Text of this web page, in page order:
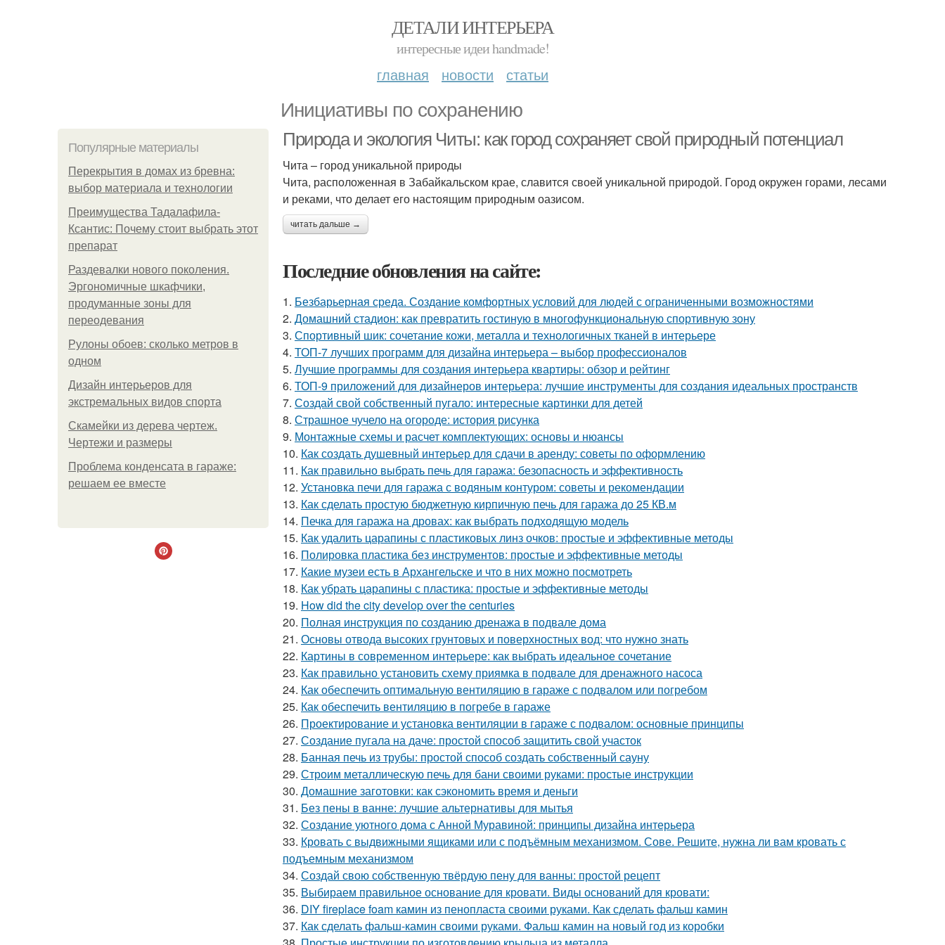
ДЕТАЛИ ИНТЕРЬЕРА
интересные идеи handmade!
главная новости статьи
Инициативы по сохранению
Популярные материалы
Перекрытия в домах из бревна:
выбор материала и технологии
Преимущества Тадалафила-
Ксантис: Почему стоит выбрать этот
препарат
Раздевалки нового поколения.
Эргономичные шкафчики,
продуманные зоны для
переодевания
Рулоны обоев: сколько метров в
одном
Дизайн интерьеров для
экстремальных видов спорта
Скамейки из дерева чертеж.
Чертежи и размеры
Проблема конденсата в гараже:
решаем ее вместе
Природа и экология Читы: как город сохраняет свой природный потенциал
Чита – город уникальной природы
Чита, расположенная в Забайкальском крае, славится своей уникальной природой. Город окружен горами, лесами
и реками, что делает его настоящим природным оазисом.
читать дальше →
Последние обновления на сайте:
1. Безбарьерная среда. Создание комфортных условий для людей с ограниченными возможностями
2. Домашний стадион: как превратить гостиную в многофункциональную спортивную зону
3. Спортивный шик: сочетание кожи, металла и технологичных тканей в интерьере
4. ТОП-7 лучших программ для дизайна интерьера – выбор профессионалов
5. Лучшие программы для создания интерьера квартиры: обзор и рейтинг
6. ТОП-9 приложений для дизайнеров интерьера: лучшие инструменты для создания идеальных пространств
7. Создай свой собственный пугало: интересные картинки для детей
8. Страшное чучело на огороде: история рисунка
9. Монтажные схемы и расчет комплектующих: основы и нюансы
10. Как создать душевный интерьер для сдачи в аренду: советы по оформлению
11. Как правильно выбрать печь для гаража: безопасность и эффективность
12. Установка печи для гаража с водяным контуром: советы и рекомендации
13. Как сделать простую бюджетную кирпичную печь для гаража до 25 КВ.м
14. Печка для гаража на дровах: как выбрать подходящую модель
15. Как удалить царапины с пластиковых линз очков: простые и эффективные методы
16. Полировка пластика без инструментов: простые и эффективные методы
17. Какие музеи есть в Архангельске и что в них можно посмотреть
18. Как убрать царапины с пластика: простые и эффективные методы
19. How did the city develop over the centuries
20. Полная инструкция по созданию дренажа в подвале дома
21. Основы отвода высоких грунтовых и поверхностных вод: что нужно знать
22. Картины в современном интерьере: как выбрать идеальное сочетание
23. Как правильно установить схему приямка в подвале для дренажного насоса
24. Как обеспечить оптимальную вентиляцию в гараже с подвалом или погребом
25. Как обеспечить вентиляцию в погребе в гараже
26. Проектирование и установка вентиляции в гараже с подвалом: основные принципы
27. Создание пугала на даче: простой способ защитить свой участок
28. Банная печь из трубы: простой способ создать собственный сауну
29. Строим металлическую печь для бани своими руками: простые инструкции
30. Домашние заготовки: как сэкономить время и деньги
31. Без пены в ванне: лучшие альтернативы для мытья
32. Создание уютного дома с Анной Муравиной: принципы дизайна интерьера
33. Кровать с выдвижными ящиками или с подъёмным механизмом. Сове. Решите, нужна ли вам кровать с
подъемным механизмом
34. Создай свою собственную твёрдую пену для ванны: простой рецепт
35. Выбираем правильное основание для кровати. Виды оснований для кровати:
36. DIY fireplace foam камин из пенопласта своими руками. Как сделать фальш камин
37. Как сделать фальш-камин своими руками. Фальш камин на новый год из коробки